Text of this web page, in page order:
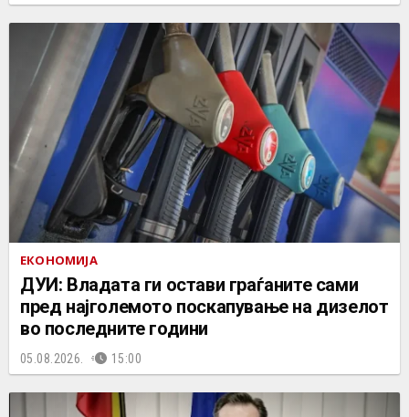
ЕКОНОМИЈА
ДУИ: Владата ги остави граѓаните сами
пред најголемото поскапување на дизелот
во последните години
05.08.2026. 15:00